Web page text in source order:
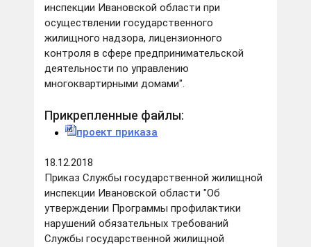
инспекции Ивановской области при
осуществлении государственного
жилищного надзора, лицензионного
контроля в сфере предпринимательской
деятельности по управлению
многоквартирными домами".
Прикрепленные файлы:
проект приказа
18.12.2018
Приказ Службы государственной жилищной
инспекции Ивановской области "Об
утверждении Программы профилактики
нарушений обязательных требований
Службы государственной жилищной